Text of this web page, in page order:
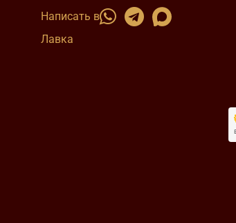
Написать в
Лавка